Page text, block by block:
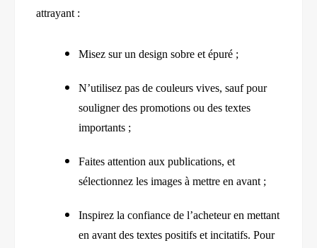
attrayant :
Misez sur un design sobre et épuré ;
N’utilisez pas de couleurs vives, sauf pour
souligner des promotions ou des textes
importants ;
Faites attention aux publications, et
sélectionnez les images à mettre en avant ;
Inspirez la confiance de l’acheteur en mettant
en avant des textes positifs et incitatifs. Pour